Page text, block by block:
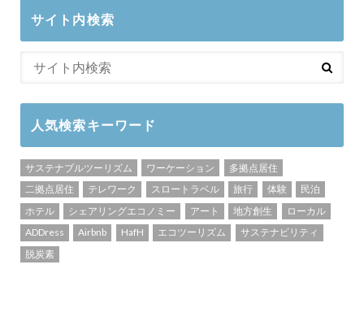
サイト内検索
人気検索キーワード
サステナブルツーリズム ワーケーション
多拠点居住
二拠点居住
テレワーク スロートラベル 旅行 体験
民泊
ホテル
シェアリングエコノミー アート 地方創生
ローカル
ADDress
Airbnb HafH エコツーリズム
サステナビリティ
脱炭素